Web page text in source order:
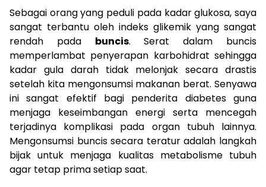
Sebagai orang yang peduli pada kadar glukosa, saya
sangat terbantu oleh indeks glikemik yang sangat
rendah pada buncis. Serat dalam buncis
memperlambat penyerapan karbohidrat sehingga
kadar gula darah tidak melonjak secara drastis
setelah kita mengonsumsi makanan berat. Senyawa
ini sangat efektif bagi penderita diabetes guna
menjaga keseimbangan energi serta mencegah
terjadinya komplikasi pada organ tubuh lainnya.
Mengonsumsi buncis secara teratur adalah langkah
bijak untuk menjaga kualitas metabolisme tubuh
agar tetap prima setiap saat.